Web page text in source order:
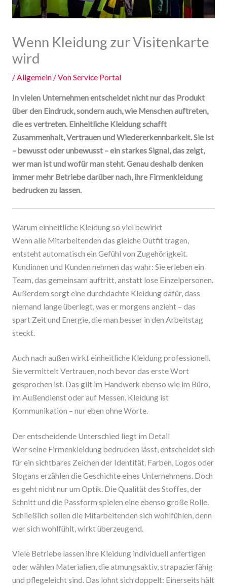
Wenn Kleidung zur Visitenkarte
wird
/Allgemein/ VonService Portal
In vielen Unternehmen entscheidet nicht nur das Produkt
über den Eindruck, sondern auch, wie Menschen auftreten,
die es vertreten. Einheitliche Kleidung schafft
Zusammenhalt, Vertrauen und Wiedererkennbarkeit. Sie ist
– bewusst oder unbewusst – ein starkes Signal, das zeigt,
wer man ist und wofür man steht. Genau deshalb denken
immer mehr Betriebe darüber nach, ihre Firmenkleidung
bedrucken zu lassen.
Warum einheitliche Kleidung so viel bewirkt
Wenn alle Mitarbeitenden das gleiche Outfit tragen,
entsteht automatisch ein Gefühl von Zugehörigkeit.
Kundinnen und Kunden nehmen das wahr: Sie erleben ein
Team, das gemeinsam auftritt, anstatt lose Einzelpersonen.
Außerdem sorgt eine durchdachte Kleidung dafür, dass
niemand lange überlegt, was er morgens anzieht – das
spart Zeit und Energie, die man besser in den Arbeitstag
steckt.
Auch nach außen wirkt einheitliche Kleidung professionell.
Sie vermittelt Vertrauen, noch bevor das erste Wort
gesprochen ist. Das gilt im Handwerk ebenso wie im Büro,
im Außendienst oder auf Messen. Kleidung ist
Kommunikation – nur eben ohne Worte.
Der entscheidende Unterschied liegt im Detail
Wer seine Firmenkleidung bedrucken lässt, entscheidet sich
für ein sichtbares Zeichen der Identität. Farben, Logos oder
Slogans erzählen die Geschichte eines Unternehmens. Doch
es geht nicht nur um Optik. Die Qualität des Stoffes, der
Schnitt und die Passform spielen eine ebenso große Rolle.
Schließlich sollen die Mitarbeitenden sich wohlfühlen, denn
wer sich wohlfühlt, wirkt überzeugend.
Viele Betriebe lassen ihre Kleidung individuell anfertigen
oder wählen Materialien, die atmungsaktiv, strapazierfähig
und pflegeleicht sind. Das lohnt sich doppelt: Einerseits hält